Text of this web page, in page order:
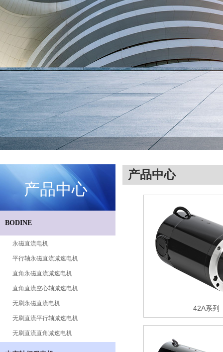
产品中心
产品中心
42A系列
BODINE
永磁直流电机
平行轴永磁直流减速电机
直角永磁直流减速电机
直角直流空心轴减速电机
无刷永磁直流电机
无刷直流平行轴减速电机
无刷直流直角减速电机